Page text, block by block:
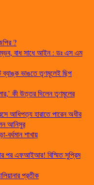
?
বাধ সাধে আইন : ডঃ এস এম
ভাঙতে তৃণমূলেই ছিপ
কী উত্তর দিলেন তৃণমূলের
আধিপত্য হারাতে পারেন অধীর
আনিসুর
বর্ধমান শাখায়
পর এফআইআর! বিস্মিত সুপ্রিম
প্রতীক